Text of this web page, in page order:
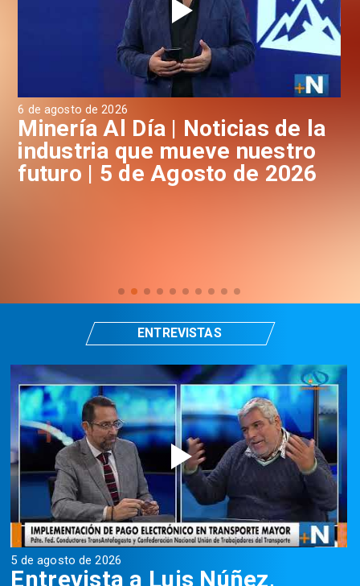
6 de agosto de 2026
Minería Al Día | Noticias de la
industria que mueve nuestro
futuro | 5 de Agosto de 2026
5 de agosto de 2026
Entrevista a Luis Núñez,
ENTREVISTAS